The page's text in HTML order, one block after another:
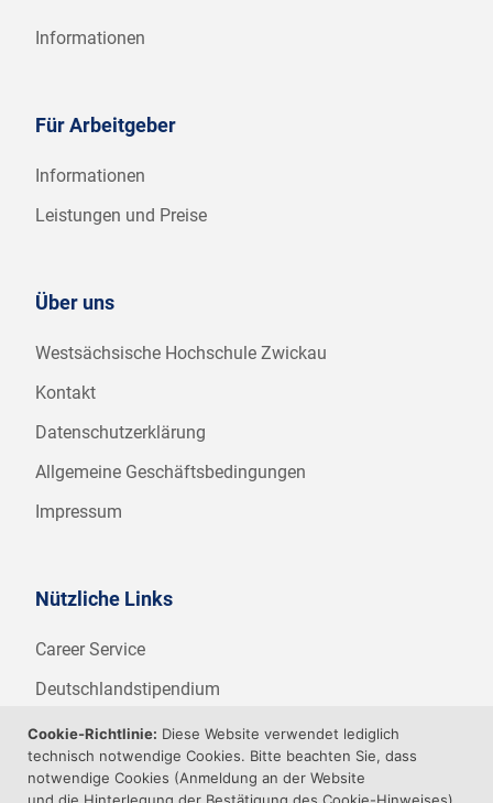
Informationen
Für Arbeitgeber
Informationen
Leistungen und Preise
Über uns
Westsächsische Hochschule Zwickau
Kontakt
Datenschutzerklärung
Allgemeine Geschäftsbedingungen
Impressum
Nützliche Links
Career Service
Deutschlandstipendium
WHZ Firmenstipendium
Weitere Angebote der WHZ
Cookie-Richtlinie: Diese Website verwendet lediglich
technisch notwendige Cookies. Bitte beachten Sie, dass
notwendige Cookies (Anmeldung an der Website